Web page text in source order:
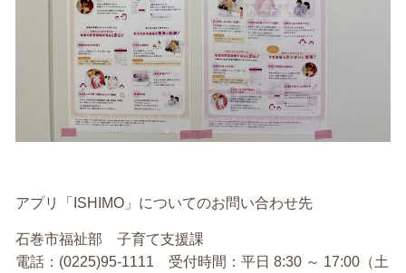
アプリ「ISHIMO」についてのお問い合わせ先
石巻市福祉部 子育て支援課
電話：(0225)95-1111 受付時間：平日 8:30 ～ 17:00（土